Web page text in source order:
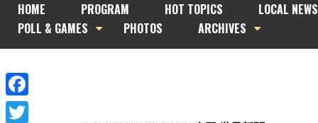
HOME PROGRAM HOT TOPICS
LOCAL NEWS
POLL & GAMES
PHOTOS ARCHIVES
Facebook